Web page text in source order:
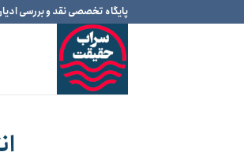
to
پایگاه تخصصی نقد و بررسی